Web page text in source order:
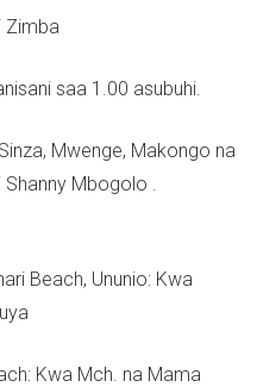
Zimba
saa 1.00 asubuhi.
Mwenge, Makongo na
Mbogolo .
Beach, Ununio: Kwa
Kwa Mch. na Mama